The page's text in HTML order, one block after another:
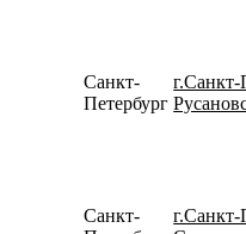
Санкт-
Петербург
г.Санкт-
Санкт-
г.Санкт-